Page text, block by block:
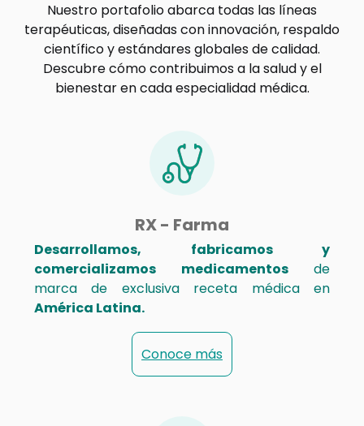
Nuestro portafolio abarca todas las líneas
terapéuticas, diseñadas con innovación, respaldo
científico y estándares globales de calidad.
Descubre cómo contribuimos a la salud y el
bienestar en cada especialidad médica.
RX - Farma
Desarrollamos, fabricamos y
comercializamos medicamentosde
marca de exclusiva receta médica en
América Latina.
Conoce más